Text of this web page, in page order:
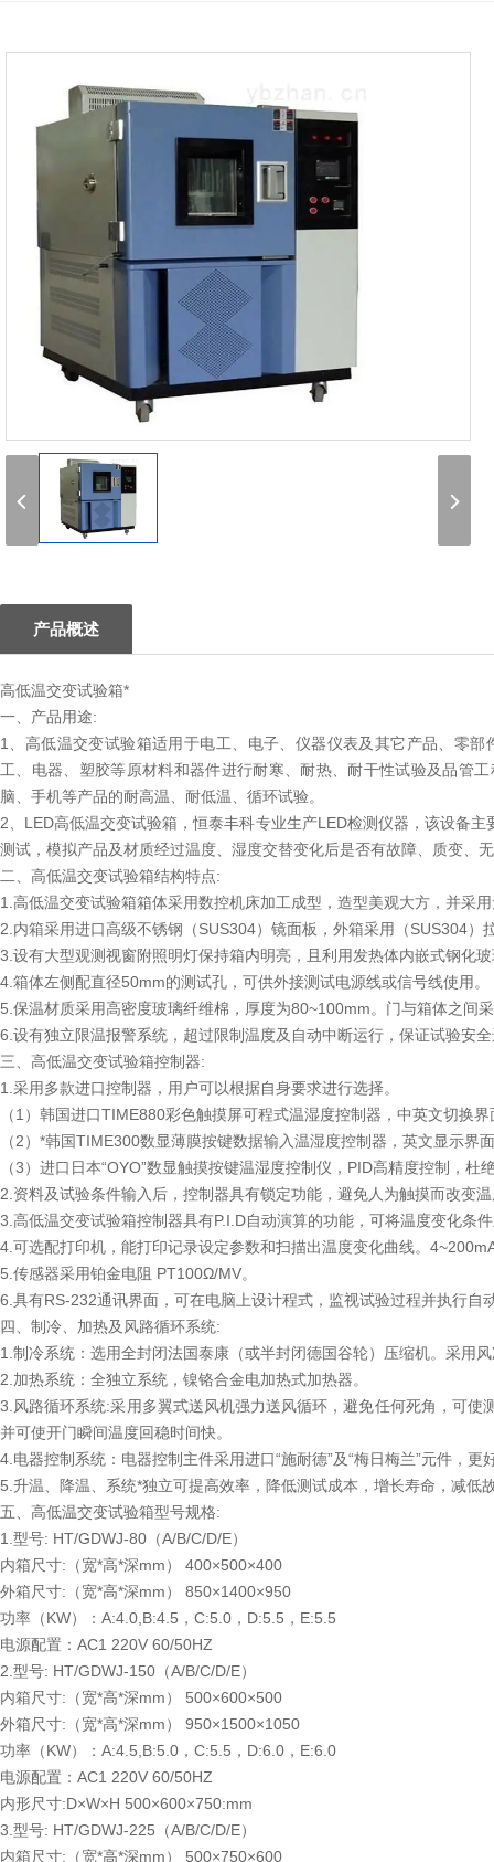
产品概述
高低温交变试验箱*
一、产品用途:
1、高低温交变试验箱适用于电工、电子、仪器仪表及其它产品、零
工、电器、塑胶等原材料和器件进行耐寒、耐热、耐干性试验及品管
脑、手机等产品的耐高温、耐低温、循环试验。
2、LED高低温交变试验箱，恒泰丰科专业生产LED检测仪器，该设备
测试，模拟产品及材质经过温度、湿度交替变化后是否有故障、质变、
二、高低温交变试验箱结构特点:
1.高低温交变试验箱箱体采用数控机床加工成型，造型美观大方，并采
2.内箱采用进口高级不锈钢（SUS304）镜面板，外箱采用（SUS304
3.设有大型观测视窗附照明灯保持箱内明亮，且利用发热体内嵌式钢化
4.箱体左侧配直径50mm的测试孔，可供外接测试电源线或信号线使用。
5.保温材质采用高密度玻璃纤维棉，厚度为80~100mm。门与箱体之间
6.设有独立限温报警系统，超过限制温度及自动中断运行，保证试验安
三、高低温交变试验箱控制器:
1.采用多款进口控制器，用户可以根据自身要求进行选择。
（1）韩国进口TIME880彩色触摸屏可程式温湿度控制器，中英文切换
（2）*韩国TIME300数显薄膜按键数据输入温湿度控制器，英文显示界
（3）进口日本“OYO”数显触摸按键温湿度控制仪，PID高精度控制，杜
2.资料及试验条件输入后，控制器具有锁定功能，避免人为触摸而改变
3.高低温交变试验箱控制器具有P.I.D自动演算的功能，可将温度变化条
4.可选配打印机，能打印记录设定参数和扫描出温度变化曲线。
5.传感器采用铂金电阻 PT100Ω/MV。
6.具有RS-232通讯界面，可在电脑上设计程式，监视试验过程并执行自
四、制冷、加热及风路循环系统:
1.制冷系统：选用全封闭法国泰康（或半封闭德国谷轮）压缩机。采用
2.加热系统：全独立系统，镍铬合金电加热式加热器。
3.风路循环系统:采用多翼式送风机强力送风循环，避免任何死角，可
并可使开门瞬间温度回稳时间快。
4.电器控制系统：电器控制主件采用进口“施耐德”及“梅日梅兰”元件，更
5.升温、降温、系统*独立可提高效率，降低测试成本，增长寿命，减
五、高低温交变试验箱型号规格:
1.型号: HT/GDWJ-80（A/B/C/D/E）
内箱尺寸:（宽*高*深mm） 400×500×400
外箱尺寸:（宽*高*深mm） 850×1400×950
功率（KW）：A:4.0,B:4.5，C:5.0，D:5.5，E:5.5
电源配置：AC1 220V 60/50HZ
2.型号: HT/GDWJ-150（A/B/C/D/E）
内箱尺寸:（宽*高*深mm） 500×600×500
外箱尺寸:（宽*高*深mm） 950×1500×1050
功率（KW）：A:4.5,B:5.0，C:5.5，D:6.0，E:6.0
电源配置：AC1 220V 60/50HZ
内形尺寸:D×W×H 500×600×750:mm
3.型号: HT/GDWJ-225（A/B/C/D/E）
内箱尺寸:（宽*高*深mm） 500×750×600